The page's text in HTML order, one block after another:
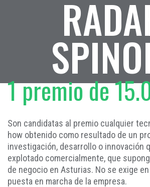
1 premio de
Son candidatas al premio cualquier
how obtenido como resultado de un
investigación, desarrollo o innovación
explotado comercialmente, que
de negocio en Asturias. No se exige
puesta en marcha de la empresa.